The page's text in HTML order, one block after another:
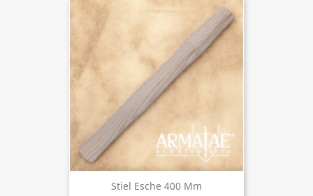
Stiel Esche 400 Mm